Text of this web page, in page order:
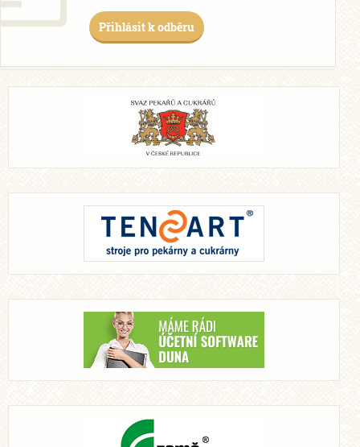
Přihlásit k odběru